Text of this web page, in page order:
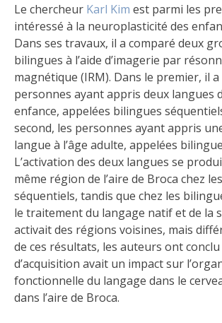
Le chercheur Karl Kim est parmi les
intéressé à la neuroplasticité des
Dans ses travaux, il a comparé deux
bilingues à l’aide d’imagerie par
magnétique (IRM). Dans le premier, il a
personnes ayant appris deux langues
enfance, appelées bilingues
second, les personnes ayant appris
langue à l’âge adulte, appelées
L’activation des deux langues se
même région de l’aire de Broca chez
séquentiels, tandis que chez les
le traitement du langage natif et de la
activait des régions voisines, mais
de ces résultats, les auteurs ont conclu
d’acquisition avait un impact sur
fonctionnelle du langage dans le
dans l’aire de Broca.